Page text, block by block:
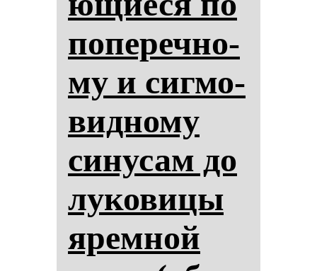
по­пе­реч­но­
му и сиг­мо­
вид­но­му
си­ну­сам до
лу­ко­ви­цы
ярем­ной